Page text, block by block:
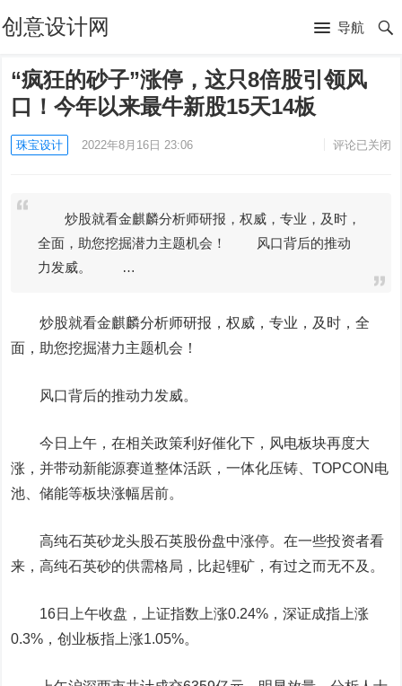
创意设计网 导航
“疯狂的砂子”涨停，这只8倍股引领风
口！今年以来最牛新股15天14板
珠宝设计 2022年8月16日 23:06 评论已关闭
炒股就看金麒麟分析师研报，权威，专业，及时，
全面，助您挖掘潜力主题机会！ 风口背后的推动
力发威。 …
炒股就看金麒麟分析师研报，权威，专业，及时，全
面，助您挖掘潜力主题机会！
风口背后的推动力发威。
今日上午，在相关政策利好催化下，风电板块再度大
涨，并带动新能源赛道整体活跃，一体化压铸、TOPCON电
池、储能等板块涨幅居前。
高纯石英砂龙头股石英股份盘中涨停。在一些投资者看
来，高纯石英砂的供需格局，比起锂矿，有过之而无不及。
16日上午收盘，上证指数上涨0.24%，深证成指上涨
0.3%，创业板指上涨1.05%。